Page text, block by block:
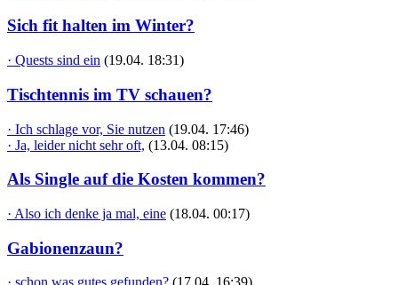
Sich fit halten im Winter?
· Quests sind ein (19.04. 18:31)
Tischtennis im TV schauen?
· Ich schlage vor, Sie nutzen (19.04. 17:46)
· Ja, leider nicht sehr oft, (13.04. 08:15)
Als Single auf die Kosten kommen?
· Also ich denke ja mal, eine (18.04. 00:17)
Gabionenzaun?